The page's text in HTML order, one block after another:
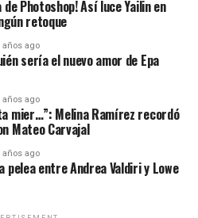
abogada (Imagen
siete años, ha
de amor más
historia y, a
bajos y altos,
para mí”, había
de Photoshop! Así luce Yailin en
retoque
años ago
sería el nuevo amor de Epa
años ago
mier…”: Melina Ramírez recordó
Mateo Carvajal
años ago
pelea entre Andrea Valdiri y Lowe